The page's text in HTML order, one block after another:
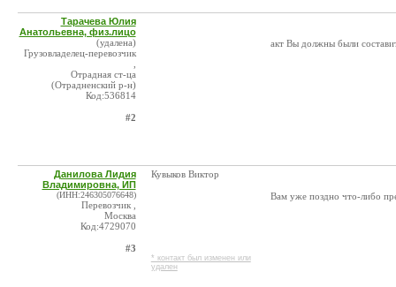
Тарачева Юлия
Анатольевна, физ.лицо
(удалена)
Грузовладелец-перевозчик
Отрадная ст-ца
(Отрадненский р-н)
Код:536814
#2
акт Вы должны были
Данилова Лидия
Владимировна, ИП
(ИНН:246305076648)
Перевозчик ,
Москва
Код:4729070
#3
Кувыков Виктор
* контакт был изменен или
удален
Вам уже поздно что-либо